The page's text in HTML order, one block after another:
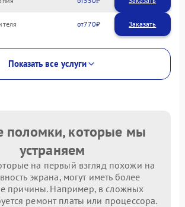
770
Показать все услуги
поломки, которые мы
устраняем
на первый взгляд похожи на
экрана, могут иметь более
причины. Например, в сложных
ремонт платы или процессора.